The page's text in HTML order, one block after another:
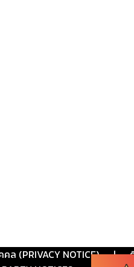
ล (PRIVACY NOTICE) |